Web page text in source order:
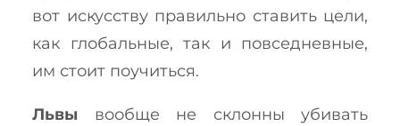
вот искусству правильно ставить цели,
как глобальные, так и повседневные,
им стоит поучиться.
Львы вообще не склонны убивать